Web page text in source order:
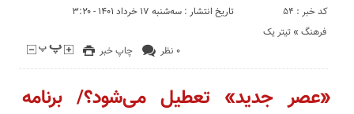
کد خبر : 54 تاریخ انتشار : سه‌شنبه ۱۷ خرداد ۱۴۰۱ - ۳:۲۰
چاپ خبر ۰ نظر
تیتر یک « فرهنگ
«عصر جدید» تعطیل می‌شود؟/ برنامه